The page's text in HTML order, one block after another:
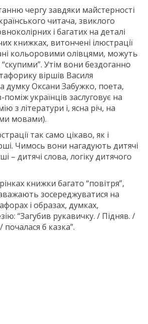
чергу завдяки майстерності
читача, звиклого
і багатих на деталі
книжках, витончені ілюстрації
кольоровими олівцями, можуть
Утім вони бездоганно
віршів Василя
думку Оксани Забужко, поета,
українців заслуговує на
з літератури і, ясна річ, на
мовами).
так само цікаво, як і
Чимось вони нагадують дитячі
– дитячі слова, логіку дитячого
книжки багато “повітря”,
зосереджуватися на
і образах, думках,
“Загубив рукавичку. / Підняв. /
б казка”.